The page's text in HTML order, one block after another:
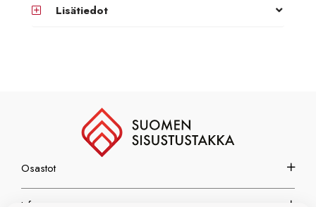
Lisätiedot
Osastot